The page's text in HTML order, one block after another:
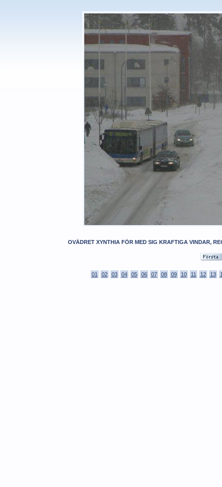
OVÄDRET XYNTHIA FÖR MED SIG KRAFTIGA VINDAR,
01 02 03 04 05 06 07 08 09 10 11 12 13